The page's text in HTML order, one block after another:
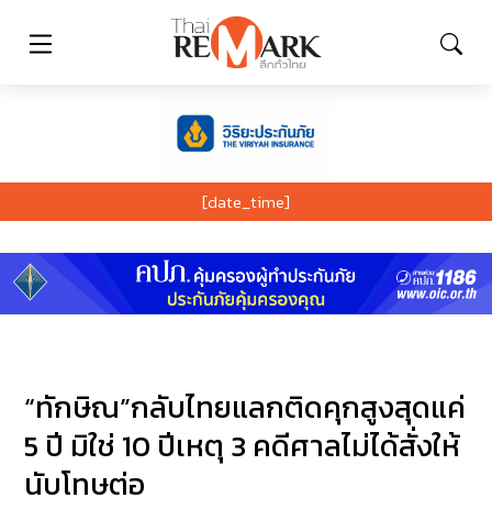
[date_time]
“ทักษิณ”กลับไทยแลกติดคุกสูงสุดแค่
5 ปี มิใช่ 10 ปีเหตุ 3 คดีศาลไม่ได้สั่งให้
นับโทษต่อ